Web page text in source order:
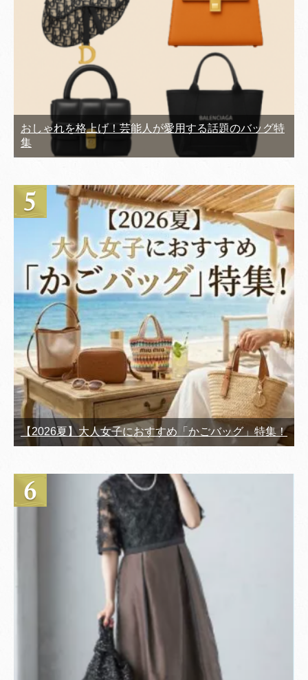
おしゃれを格上げ！芸能人が愛用する話題のバッグ特
集
【2026夏】大人女子におすすめ「かごバッグ」特集！